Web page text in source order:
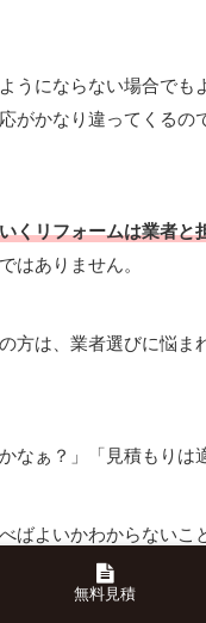
うにならない場合でも
がかなり違ってくるの
くリフォームは業者と
はありません。
方は、業者選びに悩ま
なぁ？」「見積もりは
ばよいかわからないこ
無料見積